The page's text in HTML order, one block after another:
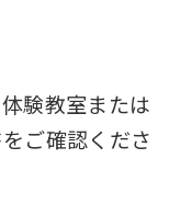
験教室または
ご確認くださ